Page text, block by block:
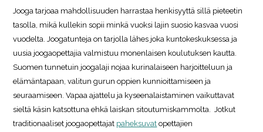
Jooga tarjoaa mahdollisuuden harrastaa henkisyyttä sillä pieteetin
tasolla, mikä kullekin sopii minkä vuoksi lajin suosio kasvaa vuosi
vuodelta. Joogatunteja on tarjolla lähes joka kuntokeskuksessa ja
uusia joogaopettajia valmistuu monenlaisen koulutuksen kautta.
Suomen tunnetuin joogalaji nojaa kurinalaiseen harjoitteluun ja
elämäntapaan, valitun gurun oppien kunnioittamiseen ja
seuraamiseen. Vapaa ajattelu ja kyseenalaistaminen vaikuttavat
sieltä käsin katsottuna ehkä laiskan sitoutumiskammolta. Jotkut
traditionaaliset joogaopettajat paheksuvat opettajien